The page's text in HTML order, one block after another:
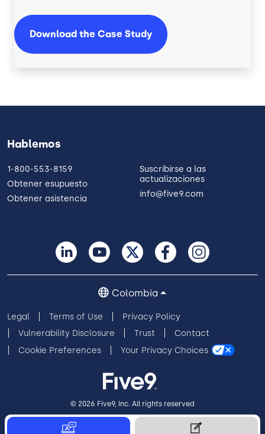
Download the Case Study
Hablemos
1-800-553-8159
Obtener esupuesto
Obtener asistencia
Suscribirse a las
actualizaciones
info@five9.com
Legal Terms of Use
Privacy Policy
Vulnerability Disclosure
Trust
Contact
Cookie Preferences
Your Privacy Choices
Colombia
© 2026 Five9, Inc. All rights reserved